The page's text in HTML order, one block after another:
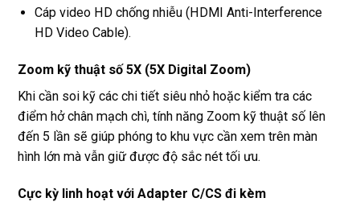
Cáp video HD chống nhiễu (HDMI Anti-Interference
HD Video Cable).
Zoom kỹ thuật số 5X (5X Digital Zoom)
Khi cần soi kỹ các chi tiết siêu nhỏ hoặc kiểm tra các
điểm hở chân mạch chì, tính năng Zoom kỹ thuật số lên
đến 5 lần sẽ giúp phóng to khu vực cần xem trên màn
hình lớn mà vẫn giữ được độ sắc nét tối ưu.
Cực kỳ linh hoạt với Adapter C/CS đi kèm